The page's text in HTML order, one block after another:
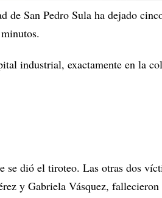
de San Pedro Sula ha dejado
industrial, exactamente en la
se dió el tiroteo. Las otras dos
y Gabriela Vásquez, fallecieron